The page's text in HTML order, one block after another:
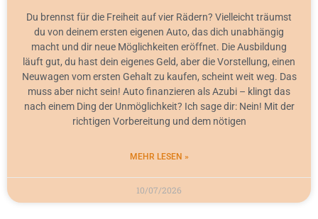
Du brennst für die Freiheit auf vier Rädern? Vielleicht träumst
du von deinem ersten eigenen Auto, das dich unabhängig
macht und dir neue Möglichkeiten eröffnet. Die Ausbildung
läuft gut, du hast dein eigenes Geld, aber die Vorstellung, einen
Neuwagen vom ersten Gehalt zu kaufen, scheint weit weg. Das
muss aber nicht sein! Auto finanzieren als Azubi – klingt das
nach einem Ding der Unmöglichkeit? Ich sage dir: Nein! Mit der
richtigen Vorbereitung und dem nötigen
MEHR LESEN »
10/07/2026